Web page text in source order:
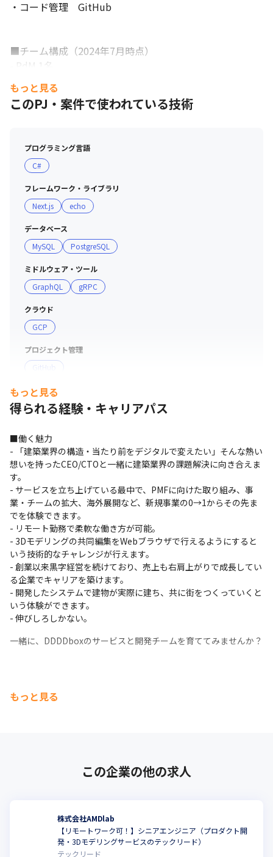
・コード管理　GitHub
■チーム構成（2024年7月時点）
- PdM 1名
- フロントエンド・バックエンド7名
    - 建物カルテ 3名
    - WEBBIM 4名
もっと見る
このPJ・案件で使われている技術
プログラミング言語
C#
フレームワーク・ライブラリ
Next.js
echo
データベース
MySQL
PostgreSQL
ミドルウェア・ツール
GraphQL
gRPC
クラウド
GCP
プロジェクト管理
GitHub
支給PC
現場で選択可能（Windows/Mac）
もっと見る
得られる経験・キャリアパス
■働く魅力
- 「建築業界の構造・当たり前をデジタルで変えたい」そんな熱い
想いを持ったCEO/CTOと一緒に建築業界の課題解決に向き合えま
す。
- サービスを立ち上げている最中で、PMFに向けた取り組み、事
業・チームの拡大、海外展開など、新規事業の0→1からその先ま
でを体験できます。
- リモート勤務で柔軟な働き方が可能。
- 3Dモデリングの共同編集をWebブラウザで行えるようにすると
いう技術的なチャレンジが行えます。
- 創業以来黒字経営を続けており、売上も右肩上がりで成長してい
る企業でキャリアを築けます。
- 開発したシステムで建物が実際に建ち、共に街をつくっていくと
いう体験ができます。
- 伸びしろしかない。
一緒に、DDDDboxのサービスと開発チームを育ててみませんか？
もっと見る
この企業の他の求人
株式会社AMDlab
【リモートワーク可！】シニアエンジニア（プロダクト開
発・3Dモデリングサービスのテックリード）
テックリード